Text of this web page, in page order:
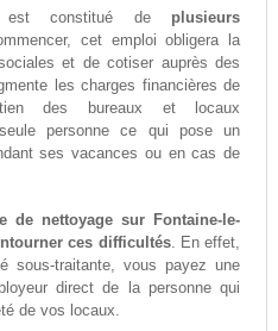
est constitué de plusieurs
cet emploi obligera la
et de cotiser auprès des
les charges financières de
des bureaux et locaux
personne ce qui pose un
ses vacances ou en cas de
de nettoyage sur Fontaine-le-
ces difficultés. En effet,
sous-traitante, vous payez une
direct de la personne qui
de vos locaux.